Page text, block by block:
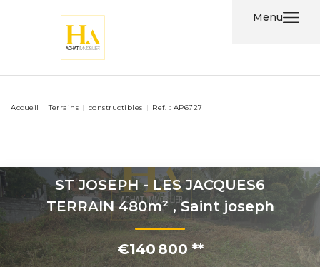
Menu
Services
Nos
Agents
Accueil Terrains constructibles Ref. : AP6727
ST JOSEPH - LES JACQUES6
TERRAIN 480m²,Saint joseph
€140 800**